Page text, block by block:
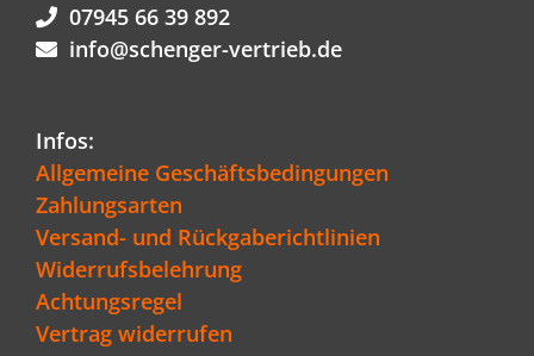
07945 66 39 892
info@schenger-vertrieb.de
Infos:
Allgemeine Geschäftsbedingungen
Zahlungsarten
Versand- und Rückgaberichtlinien
Widerrufsbelehrung
Achtungsregel
Vertrag widerrufen